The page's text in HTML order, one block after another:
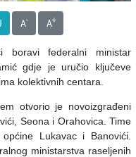
A- A+
boravi federalni ministar
gdje je uručio ključeve
kolektivnih centara.
otvorio je novoizgrađeni
Seona i Orahovica. Time
Lukavac i Banovići.
ministarstva raseljenih